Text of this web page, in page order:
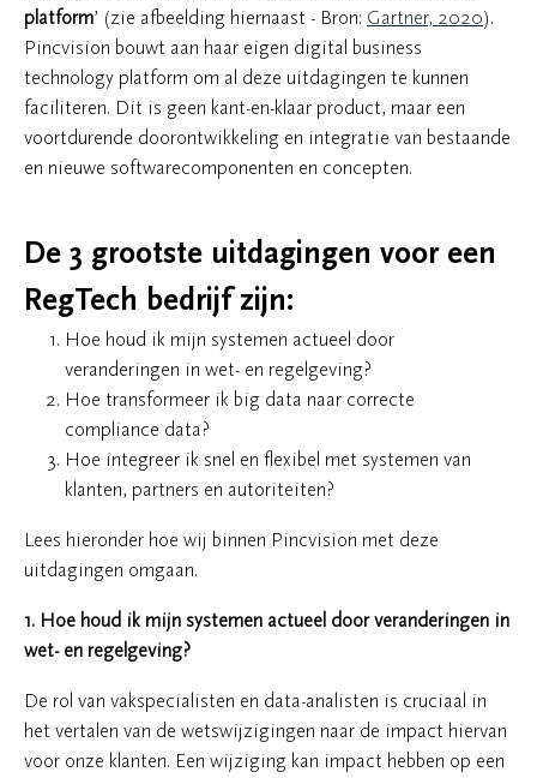
platform’ (zie afbeelding hiernaast - Bron: Gartner, 2020).
Pincvision bouwt aan haar eigen digital business
technology platform om al deze uitdagingen te kunnen
faciliteren. Dit is geen kant-en-klaar product, maar een
voortdurende doorontwikkeling en integratie van bestaande
en nieuwe softwarecomponenten en concepten.
De 3 grootste uitdagingen voor een
RegTech bedrijf zijn:
Hoe houd ik mijn systemen actueel door
veranderingen in wet- en regelgeving?
Hoe transformeer ik big data naar correcte
compliance data?
Hoe integreer ik snel en flexibel met systemen van
klanten, partners en autoriteiten?
Lees hieronder hoe wij binnen Pincvision met deze
uitdagingen omgaan.
1. Hoe houd ik mijn systemen actueel door veranderingen in
wet- en regelgeving?
De rol van vakspecialisten en data-analisten is cruciaal in
het vertalen van de wetswijzigingen naar de impact hiervan
voor onze klanten. Een wijziging kan impact hebben op een